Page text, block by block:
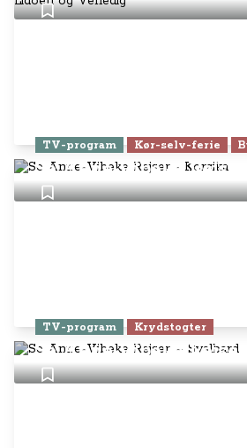
TV-program Kør-selv-ferie
Se Anne-Vibeke
TV-program Krydstogter
Se Anne-Vibeke